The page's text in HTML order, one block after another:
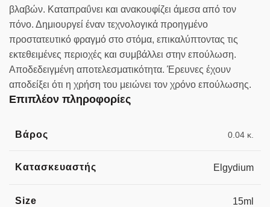
βλαβών. Καταπραΰνει και ανακουφίζει άμεσα από τον
πόνο. Δημιουργεί έναν τεχνολογικά προηγμένο
προστατευτικό φραγμό στο στόμα, επικαλύπτοντας τις
εκτεθειμένες περιοχές και συμβάλλει στην επούλωση.
Αποδεδειγμένη αποτελεσματικότητα. Έρευνες έχουν
αποδείξει ότι η χρήση του μειώνει τον χρόνο επούλωσης.
Επιπλέον πληροφορίες
Βάρος 0.04 κ.
Κατασκευαστής Elgydium
Size 15ml